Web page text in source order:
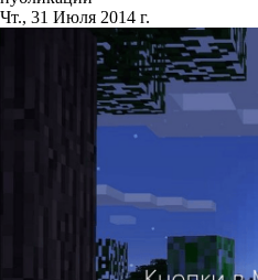
Чт., 31 Июля 2014 г.